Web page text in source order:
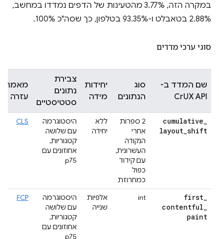
במקרה הזה, 3.77% מהטעינות של הדפים נמדדו במחשב,
2.88% בטאבלט ו-93.35% בטלפון, כך שסה"כ 100%.
סוגי ערכי מדדים
שם המדד ב-
CrUX API
סוג
הנתונים
יחידות
מידה
צבירת
נתונים
סטטיסטיים
מאמרי
עזרה
cumulative_
layout_shift
2 ספרות
אחרי
הנקודה
העשרונית,
עם קידוד
כפול
כמחרוזת
ללא
יחידה
היסטוגרמה
עם שלושה
קטגוריות,
אחוזונים עם
p75
CLS
first_
contentful_
paint
int
אלפיות
שנייה
היסטוגרמה
עם שלושה
קטגוריות,
אחוזונים עם
p75
FCP